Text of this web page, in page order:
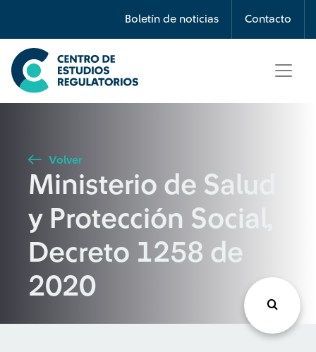
Boletín de noticias Contacto
Búsqueda
Seleccione país
Buscar
Volver
Ministerio de Salud
y Protección Social,
Decreto 1258 de
2020